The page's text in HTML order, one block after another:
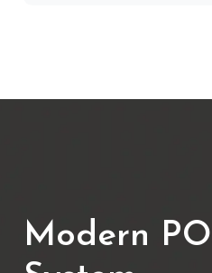
Modern